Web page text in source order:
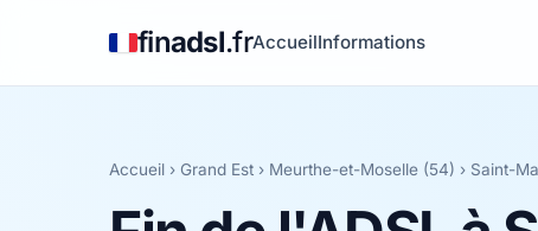
finadsl.frAccueilInformations
Accueil › Grand Est › Meurthe-et-Moselle (54) › Saint-